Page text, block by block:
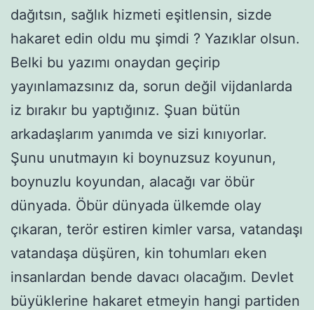
dağıtsın, sağlık hizmeti eşitlensin, sizde
hakaret edin oldu mu şimdi ? Yazıklar olsun.
Belki bu yazımı onaydan geçirip
yayınlamazsınız da, sorun değil vijdanlarda
iz bırakır bu yaptığınız. Şuan bütün
arkadaşlarım yanımda ve sizi kınıyorlar.
Şunu unutmayın ki boynuzsuz koyunun,
boynuzlu koyundan, alacağı var öbür
dünyada. Öbür dünyada ülkemde olay
çıkaran, terör estiren kimler varsa, vatandaşı
vatandaşa düşüren, kin tohumları eken
insanlardan bende davacı olacağım. Devlet
büyüklerine hakaret etmeyin hangi partiden